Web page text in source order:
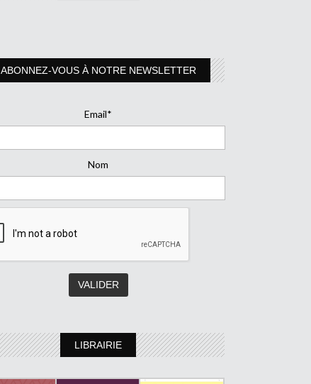
ABONNEZ-VOUS À NOTRE NEWSLETTER
Email*
Nom
LIBRAIRIE